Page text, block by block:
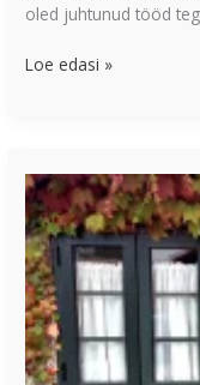
oled juhtunud tööd
Loe edasi »
mõtet,
kuidas
olulisi
tegevusi
suurepäraselt
sooritada